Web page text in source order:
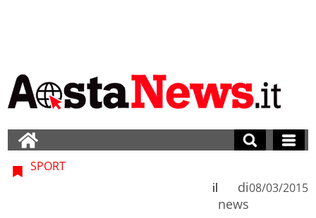
SPORT
di
news
il 08/03/2015